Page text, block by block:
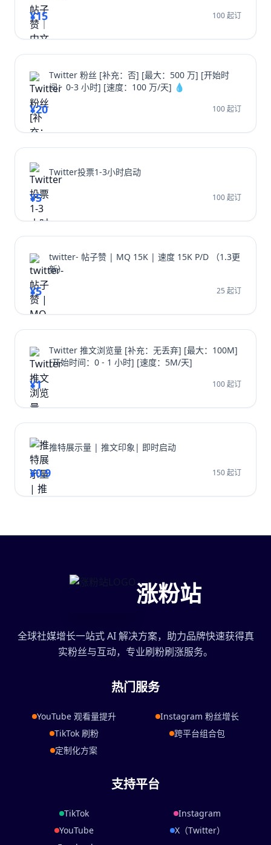
¥15 100 起订
Twitter 粉丝 [补充：否] [最大：500 万] [开始时
间：0-3 小时] [速度：100 万/天] 💧
¥20 100 起订
Twitter投票1-3小时启动
¥5 100 起订
twitter- 帖子赞 | MQ 15K | 速度 15K P/D （1.3更
新）
¥5 25 起订
Twitter 推文浏览量 [补充：无丢弃] [最大：100M]
[开始时间：0 - 1 小时] [速度：5M/天]
¥1 100 起订
推特展示量 | 推文印象| 即时启动
¥0.9 150 起订
涨粉站
全球社媒增长一站式 AI 解决方案，助力品牌快速获得真
实粉丝与互动，专业刷粉刷涨服务。
热门服务
YouTube 观看量提升
Instagram 粉丝增长
TikTok 刷粉
跨平台组合包
定制化方案
支持平台
TikTok
Instagram
YouTube
X（Twitter）